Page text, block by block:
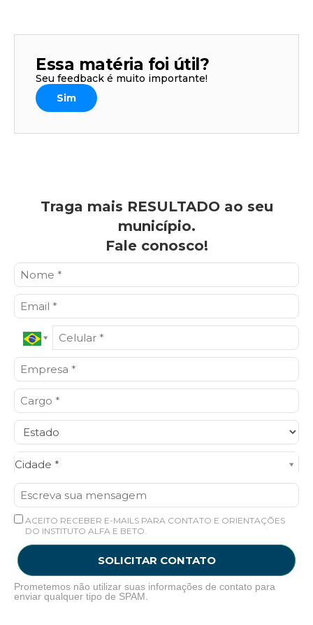
Essa matéria foi útil?
Seu feedback é muito importante!
Sim
Traga mais RESULTADO ao seu
município.
Fale conosco!
Cidade *
Cidade*
ACEITO RECEBER E-MAILS PARA CONTATO E ORIENTAÇÕES
DO INSTITUTO ALFA E BETO.
SOLICITAR CONTATO
Prometemos não utilizar suas informações de contato para
enviar qualquer tipo de SPAM.